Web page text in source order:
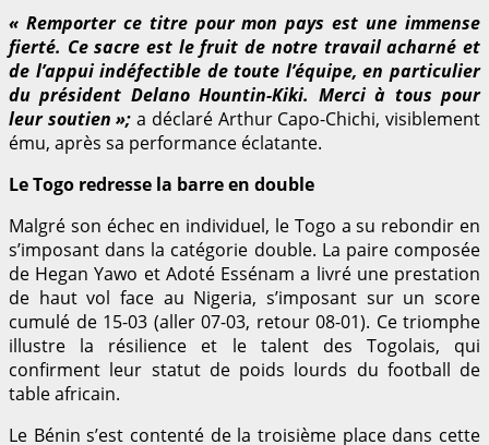
« Remporter ce titre pour mon pays est une immense
fierté. Ce sacre est le fruit de notre travail acharné et
de l’appui indéfectible de toute l’équipe, en particulier
du président Delano Hountin-Kiki. Merci à tous pour
leur soutien »;a déclaré Arthur Capo-Chichi, visiblement
ému, après sa performance éclatante.
Le Togo redresse la barre en double
Malgré son échec en individuel, le Togo a su rebondir en
s’imposant dans la catégorie double. La paire composée
de Hegan Yawo et Adoté Essénam a livré une prestation
de haut vol face au Nigeria, s’imposant sur un score
cumulé de 15-03 (aller 07-03, retour 08-01). Ce triomphe
illustre la résilience et le talent des Togolais, qui
confirment leur statut de poids lourds du football de
table africain.
Le Bénin s’est contenté de la troisième place dans cette